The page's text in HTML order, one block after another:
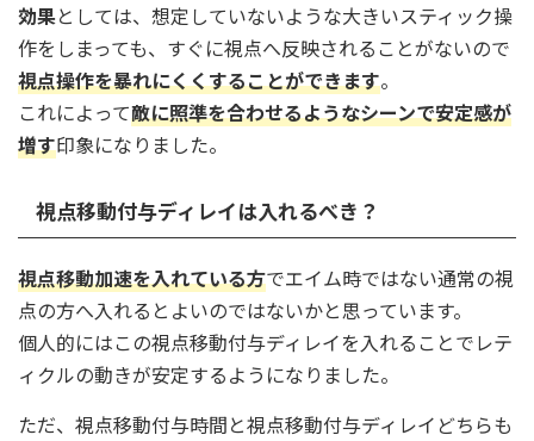
効果としては、想定していないような大きいスティック操
作をしまっても、すぐに視点へ反映されることがないので
視点操作を暴れにくくすることができます。
これによって敵に照準を合わせるようなシーンで安定感が
増す印象になりました。
視点移動付与ディレイは入れるべき？
視点移動加速を入れている方でエイム時ではない通常の視
点の方へ入れるとよいのではないかと思っています。
個人的にはこの視点移動付与ディレイを入れることでレテ
ィクルの動きが安定するようになりました。
ただ、視点移動付与時間と視点移動付与ディレイどちらも